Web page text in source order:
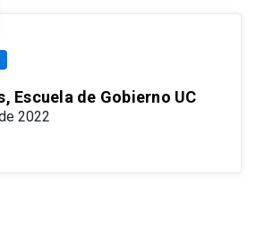
Escuela de Gobierno UC
2022